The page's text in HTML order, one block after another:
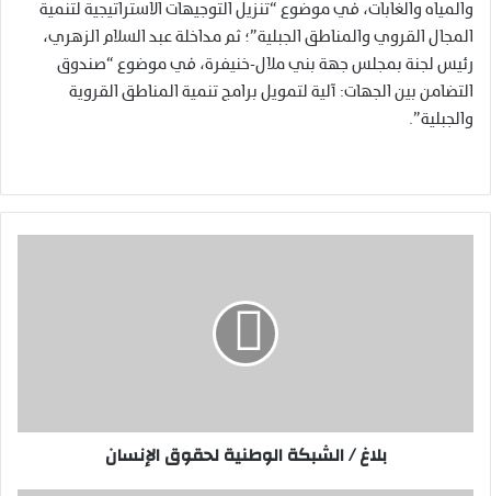
والمياه والغابات، في موضوع “تنزيل التوجيهات الاستراتيجية لتنمية
المجال القروي والمناطق الجبلية”؛ ثم مداخلة عبد السلام الزهري،
رئيس لجنة بمجلس جهة بني ملال-خنيفرة، في موضوع “صندوق
التضامن بين الجهات: آلية لتمويل برامج تنمية المناطق القروية
والجبلية”.
ب
بلاغ / الشبكة الوطنية لحقوق الإنسان